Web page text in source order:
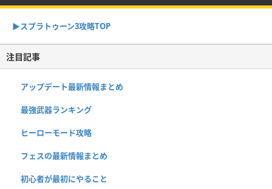
▶︎スプラトゥーン3攻略TOP
注目記事
アップデート最新情報まとめ
最強武器ランキング
ヒーローモード攻略
フェスの最新情報まとめ
初心者が最初にやること